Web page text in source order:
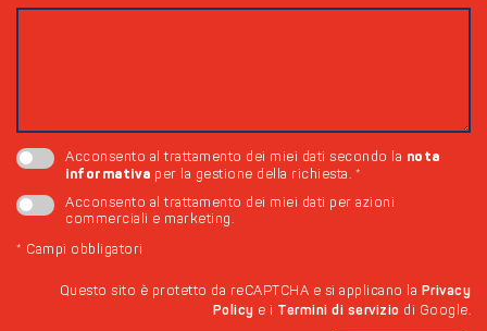
Acconsento al trattamento dei miei dati secondo la nota
informativa per la gestione della richiesta. *
Acconsento al trattamento dei miei dati per azioni
commerciali e marketing.
* Campi obbligatori
Questo sito è protetto da reCAPTCHA e si applicano la Privacy
Policy e i Termini di servizio di Google.